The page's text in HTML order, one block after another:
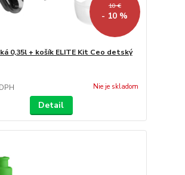
10 €
- 10 %
0,35l + košík ELITE Kit Ceo detský
Nie je skladom
Detail